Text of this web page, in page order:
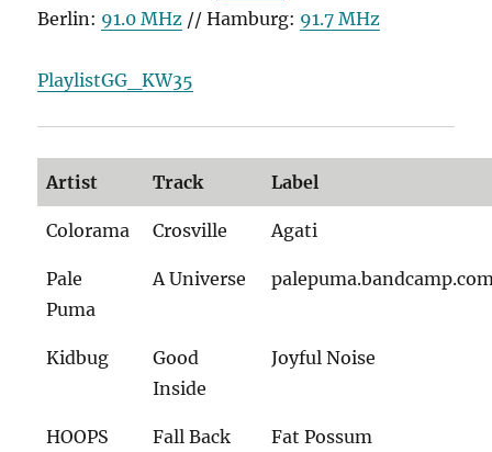
Berlin: 91.0 MHz // Hamburg: 91.7 MHz
PlaylistGG_KW35
Artist Track Label
Colorama Crosville Agati
Pale
Puma
A Universe
Kidbug
Good
Inside
Joyful Noise
HOOPS Fall Back Fat Possum